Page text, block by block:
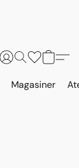
Magasiner